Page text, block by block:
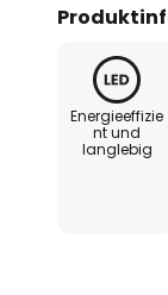
Energieeffizie
nt und
langlebig